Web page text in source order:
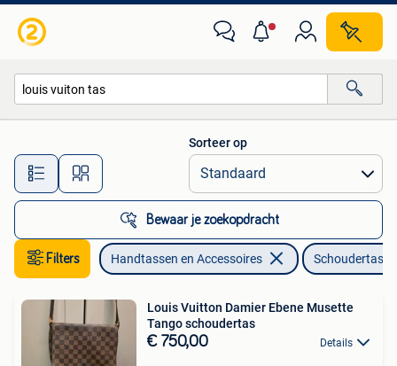
Alle afstanden…
Sorteer op
Bewaar je zoekopdracht
Filters Handtassen en Accessoires
Louis Vuitton Damier Ebene Musette
Tango schoudertas
€ 750,00 Details